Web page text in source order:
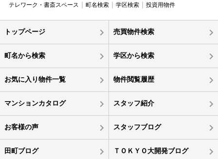
テレワーク・書斎スペース
町名検索 学区検索 投資用物件
トップページ 売買物件検索
町名から検索 学区から検索
お気に入り物件一覧 物件閲覧履歴
マンションカタログ スタッフ紹介
お客様の声 スタッフブログ
田町ブログ ＴＯＫＹＯ大開発ブログ